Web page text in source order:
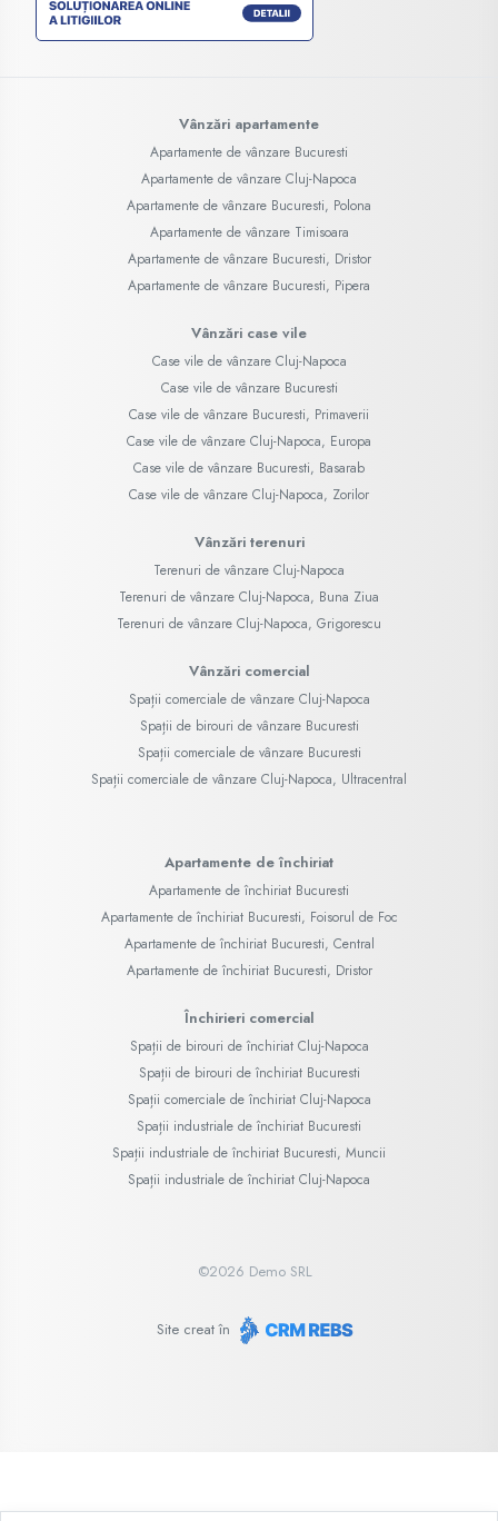
Vânzări apartamente
Apartamente de vânzare Bucuresti
Apartamente de vânzare Cluj-Napoca
Apartamente de vânzare Bucuresti, Polona
Apartamente de vânzare Timisoara
Apartamente de vânzare Bucuresti, Dristor
Apartamente de vânzare Bucuresti, Pipera
Vânzări case vile
Case vile de vânzare Cluj-Napoca
Case vile de vânzare Bucuresti
Case vile de vânzare Bucuresti, Primaverii
Case vile de vânzare Cluj-Napoca, Europa
Case vile de vânzare Bucuresti, Basarab
Case vile de vânzare Cluj-Napoca, Zorilor
Vânzări terenuri
Terenuri de vânzare Cluj-Napoca
Terenuri de vânzare Cluj-Napoca, Buna Ziua
Terenuri de vânzare Cluj-Napoca, Grigorescu
Vânzări comercial
Spații comerciale de vânzare Cluj-Napoca
Spații de birouri de vânzare Bucuresti
Spații comerciale de vânzare Bucuresti
Spații comerciale de vânzare Cluj-Napoca, Ultracentral
Apartamente de închiriat
Apartamente de închiriat Bucuresti
Apartamente de închiriat Bucuresti, Foisorul de Foc
Apartamente de închiriat Bucuresti, Central
Apartamente de închiriat Bucuresti, Dristor
Închirieri comercial
Spații de birouri de închiriat Cluj-Napoca
Spații de birouri de închiriat Bucuresti
Spații comerciale de închiriat Cluj-Napoca
Spații industriale de închiriat Bucuresti
Spații industriale de închiriat Bucuresti, Muncii
Spații industriale de închiriat Cluj-Napoca
©2026 Demo SRL
Site creat în